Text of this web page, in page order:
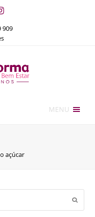
Instagram
909
MENU
açúcar